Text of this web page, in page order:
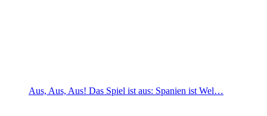
Aus, Aus, Aus! Das Spiel ist aus: Spanien ist Wel…